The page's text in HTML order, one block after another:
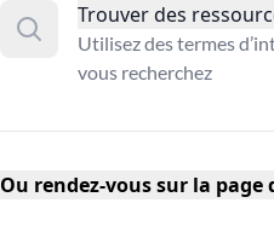
Trouver des
Utilisez des termes
vous recherchez
Ou rendez-vous sur la page